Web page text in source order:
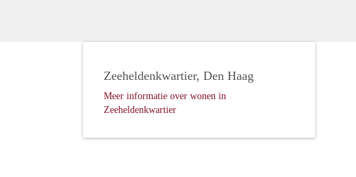
Zeeheldenkwartier, Den Haag
Meer informatie over wonen in
Zeeheldenkwartier